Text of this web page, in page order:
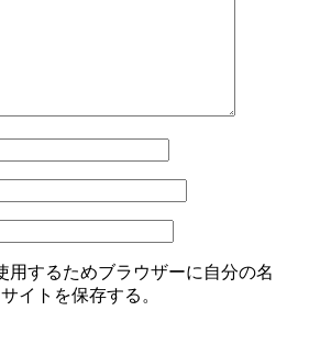
用するためブラウザーに自分の名
イトを保存する。